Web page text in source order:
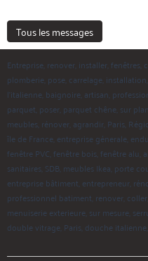
Tous les messages
Entreprise, renover, installer,
plomberie, pose, carrelage,
l'italienne, baignoire, artisan,
parquet, poser, parquet chêne, sur
meubles, rénover, agrandir, Paris,
île de France, entreprise génerale,
fenêtre PVC, fenêtre bois, fenêtre alu,
sanitaires, SDB, meubles Ikea, porte
entreprise bâtiment, entrepreneur,
professionnel batiment, renover,
menuiserie exterieure, sur mesure,
double vitrage, Paris, douche